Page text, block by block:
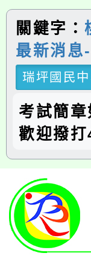
關鍵字：
最新消息
瑞坪國民
考試簡
歡迎撥